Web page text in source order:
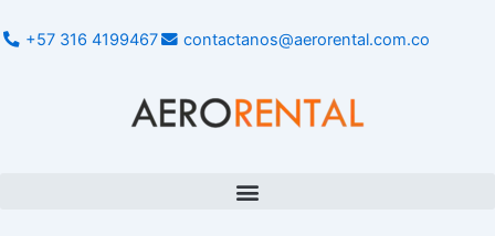
al
+57 316 4199467 contactanos@aerorental.com.co